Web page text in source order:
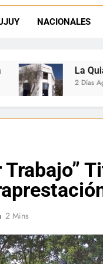
NACIONALES
defendió la
2 Mins